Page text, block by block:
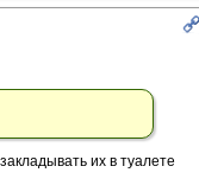
их в туалете